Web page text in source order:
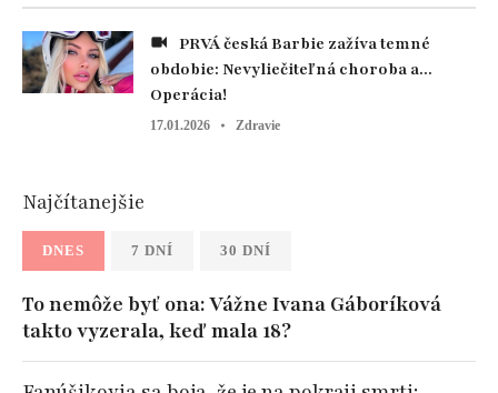
obdobie: Nevyliečiteľná choroba a...
Operácia!
17.01.2026 Zdravie
Najčítanejšie
DNES 7 DNÍ 30 DNÍ
To nemôže byť ona: Vážne Ivana Gáboríková
takto vyzerala, keď mala 18?